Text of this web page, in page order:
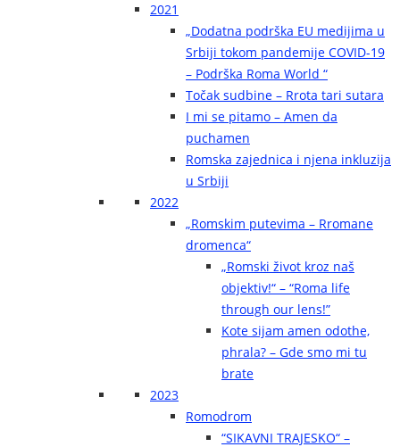
2021
„Dodatna podrška EU medijima u
Srbiji tokom pandemije COVID-19
– Podrška Roma World “
Točak sudbine – Rrota tari sutara
I mi se pitamo – Amen da
puchamen
Romska zajednica i njena inkluzija
u Srbiji
2022
„Romskim putevima – Rromane
dromenca“
„Romski život kroz naš
objektiv!“ – “Roma life
through our lens!”
Kote sijam amen odothe,
phrala? – Gde smo mi tu
brate
2023
Romodrom
“SIKAVNI TRAJESKO“ –